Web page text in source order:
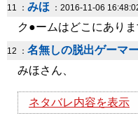
11 ： みほ ：2016-11-06
ク●ームはどこにありま
12 ： 名無しの脱出ゲーマ
みほさん、
ネタバレ内容を表示